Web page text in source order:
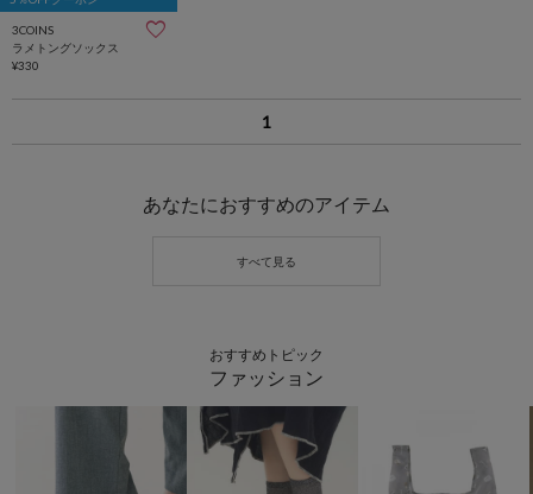
3COINS
ラメトングソックス
¥330
1
あなたにおすすめのアイテム
おすすめトピック
ファッション